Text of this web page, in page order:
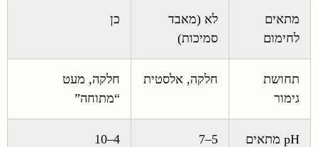
מתאים
לחימום
לא (מאבד
סמיכות)
כן
תחושת
גימור
חלקה, אלסטית
חלקה, מעט
“מתוחה”
pH מתאים 5–7
4–10